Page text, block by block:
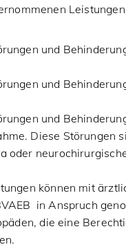
und
und
und
Diese Störungen
oder
können mit
in Anspruch
die eine